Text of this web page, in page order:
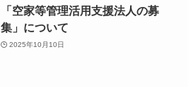
「空家等管理活用支援法人の募
集」について
2025年10月10日